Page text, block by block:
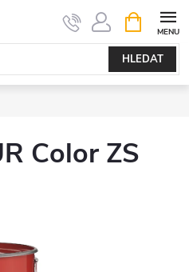
HLEDAT
NÁKUPNÍ
KOŠÍK
Color ZS